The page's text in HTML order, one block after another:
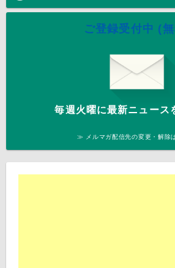
ご登録受付中 (
毎週火曜に最新ニュース
≫ メルマガ配信先の変更・解除